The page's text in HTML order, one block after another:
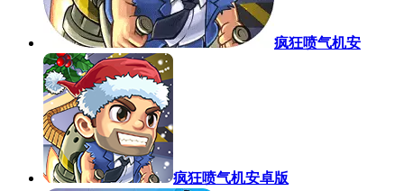
疯狂喷气机安
疯狂喷气机安卓版